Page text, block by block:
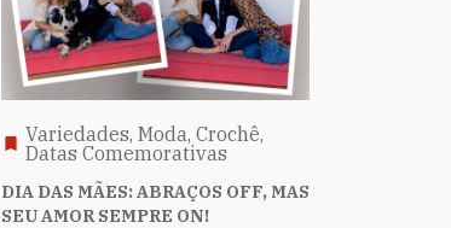
Variedades, Moda, Crochê,
Datas Comemorativas
DIA DAS MÃES: ABRAÇOS OFF, MAS
SEU AMOR SEMPRE ON!